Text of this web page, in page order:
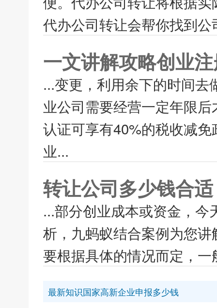
代办公司转让会帮你找到
一文讲解攻略创业
...变更，利用余下的时间
业公司需要经营一定年限
认证可享有40%的税收减
业...
转让公司多少钱合适
...部分创业成本或资金，
析，九蚂蚁结合案例为您
要根据具体的情况而定，
最新知识国家高新企业申报多少钱